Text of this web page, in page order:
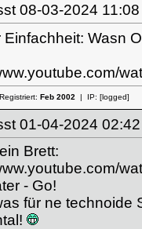
08-03-2024
Einfachheit: Wasn
Feb 2002| IP: [logged]
01-04-2024
Brett:
- Go!
für ne technoide